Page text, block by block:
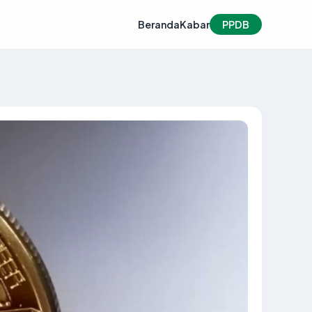
BerandaKabar PPDB